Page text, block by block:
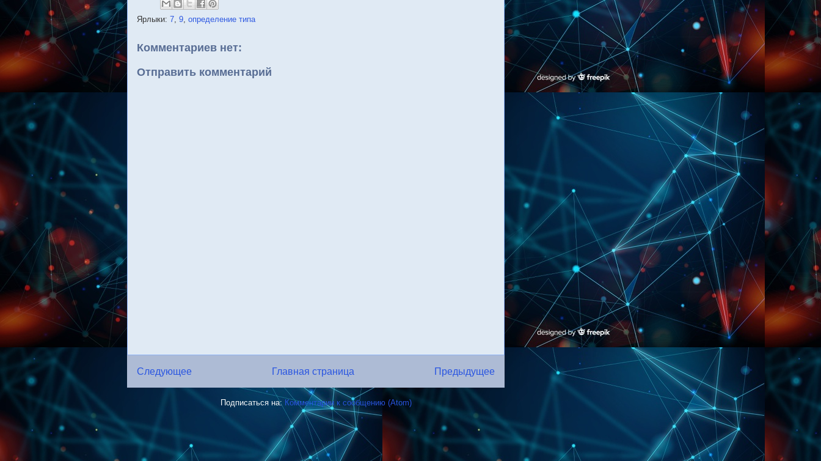
Ярлыки: 7 9 определение типа
Комментариев нет:
Отправить комментарий
Следующее Предыдущее
Главная страница
Подписаться на: Комментарии к сообщению (Atom)